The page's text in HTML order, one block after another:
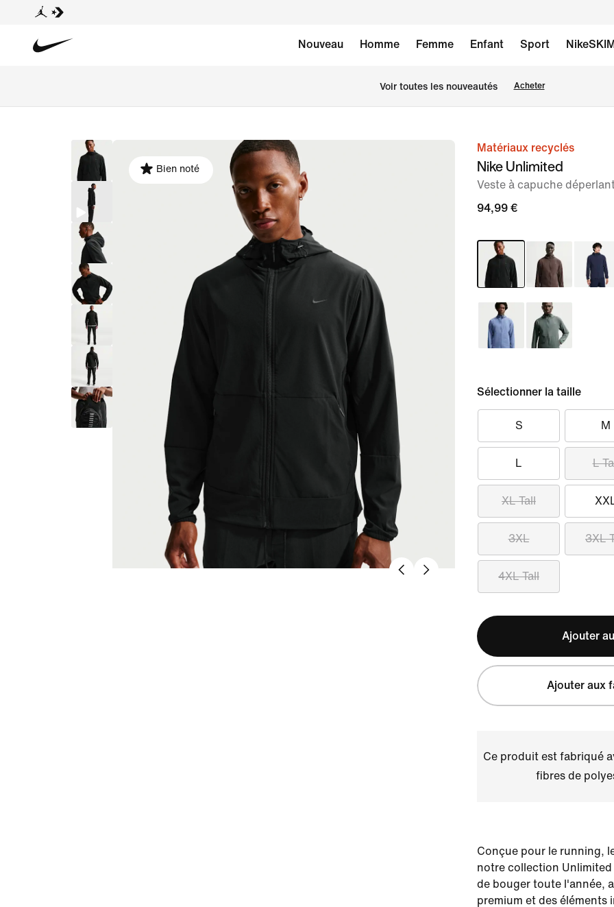
Nouveau Homme Femme Enfant Sport
Voir toutes les nouveautés Acheter
image 1
Bien noté
Matériaux recyclés
Nike Unlimited
Veste à capuche
94,99 €
Sélectionner la taille
S M
L L
XL Tall
3XL 3XL
4XL Tall
Ajouter
Ajouter aux
Ce produit est fabriqué
fibres de
Conçue pour le running,
notre collection
de bouger toute l'année,
premium et des éléments